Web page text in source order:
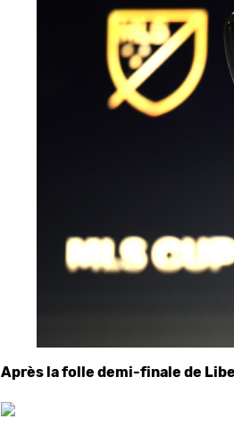
Après la folle demi-finale de